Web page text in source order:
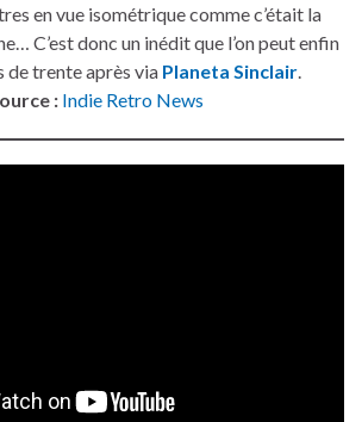
en vue isométrique comme c’était la
C’est donc un inédit que l’on peut enfin
de trente après via Planeta Sinclair.
: Indie Retro News